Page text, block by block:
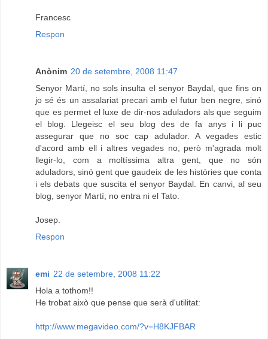
Francesc
Respon
Anònim 20 de setembre, 2008 11:47
Senyor Martí, no sols insulta el senyor Baydal, que fins on
jo sé és un assalariat precari amb el futur ben negre, sinó
que es permet el luxe de dir-nos aduladors als que seguim
el blog. Llegeisc el seu blog des de fa anys i li puc
assegurar que no soc cap adulador. A vegades estic
d'acord amb ell i altres vegades no, però m'agrada molt
llegir-lo, com a moltíssima altra gent, que no són
aduladors, sinó gent que gaudeix de les històries que conta
i els debats que suscita el senyor Baydal. En canvi, al seu
blog, senyor Martí, no entra ni el Tato.
Josep.
Respon
emi 22 de setembre, 2008 11:22
Hola a tothom!!
He trobat això que pense que serà d'utilitat:
http://www.megavideo.com/?v=H8KJFBAR